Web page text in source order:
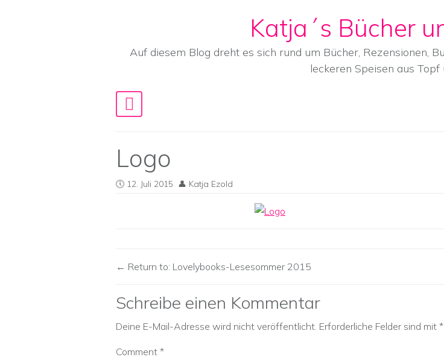
Katja´s Bücher
Auf diesem Blog dreht es sich rund um Bücher, Rezensionen,
leckeren Speisen aus Topf
Main Navigation
Logo
12. Juli 2015 Katja Ezold
Return to: Lovelybooks-Lesesommer 2015
Schreibe einen Kommentar
Deine E-Mail-Adresse wird nicht veröffentlicht. Erforderliche Felder sind mit *
Comment *